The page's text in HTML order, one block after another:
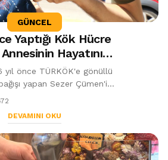
GÜNCEL
Yaptığı Kök Hücre
Annesinin Hayatını
Doktorlar "Milyonda
Bir" Dedi
yıl önce TÜRKÖK'e gönüllü
yapan Sezer Çümen'in
sonra lösemiye yakalanan
DEVAMINI OKU